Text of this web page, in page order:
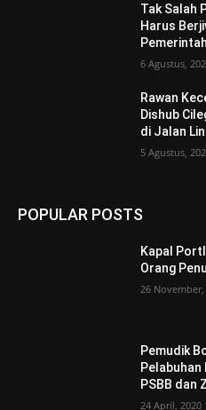
Tak Salah
Harus
6 Agustus,
Rawan
Dishub
di Jalan
5 Agustus,
POPULAR POSTS
Kapal
Orang
26 November,
Pemudik
Pelabuhan
PSBB dan
24 April, 2020